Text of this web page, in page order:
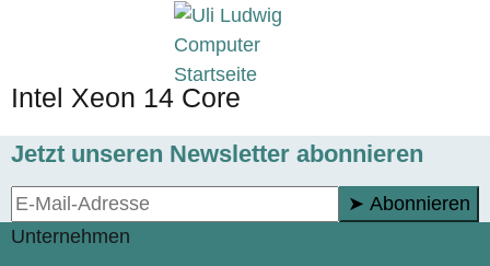
Intel Xeon 14 Core
Jetzt unseren Newsletter abonnieren
➤ Abonnieren
Unternehmen